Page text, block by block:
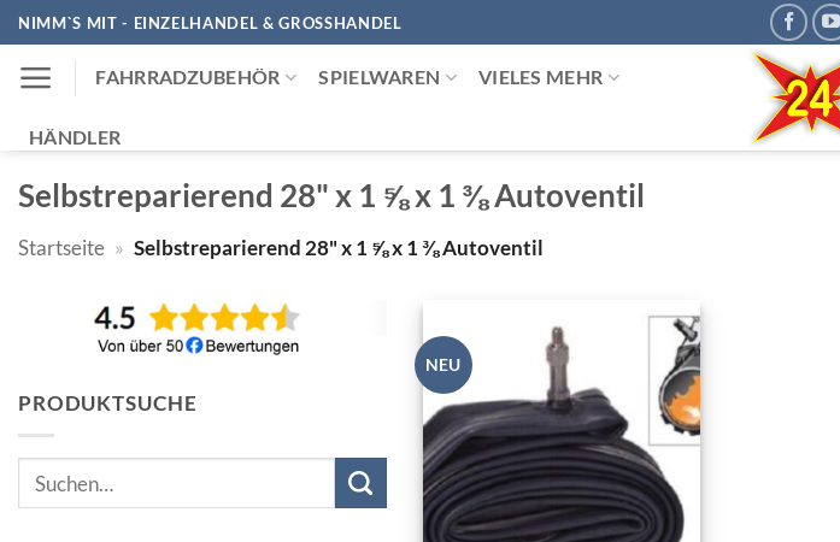
Zum
Inhalt
springen
NIMM`S MIT - EINZELHANDEL & GROSSHANDEL
FAHRRADZUBEHÖR SPIELWAREN VIELES MEHR
HÄNDLER
Selbstreparierend 28" x 1 ⅝ x 1 ⅜ Autoventil
Startseite » Selbstreparierend 28" x 1 ⅝ x 1 ⅜ Autoventil
PRODUKTSUCHE
Suchen
NEU
Wunschliste
hinzufügen